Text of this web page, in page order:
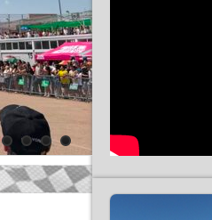
11 12 13 14